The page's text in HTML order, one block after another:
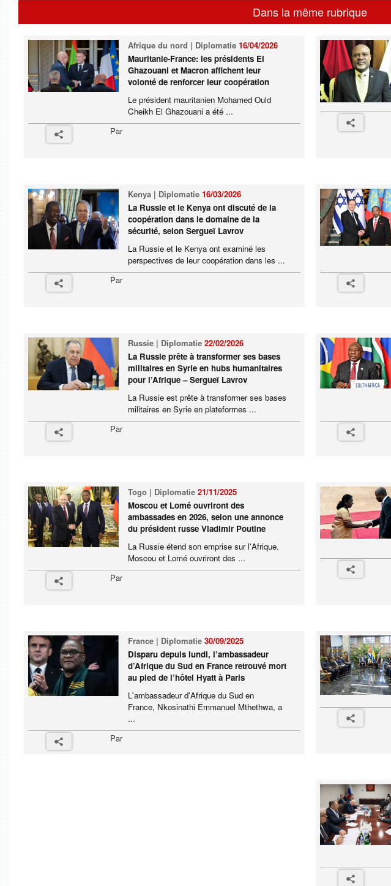
Dans la même rubrique
Afrique du nord | Diplomatie16/04/2026
Mauritanie-France: les présidents El
Ghazouani et Macron affichent leur
volonté de renforcer leur coopération
Le président mauritanien Mohamed Ould
Cheikh El Ghazouani a été ...
Par
Kenya | Diplomatie16/03/2026
La Russie et le Kenya ont discuté de la
coopération dans le domaine de la
sécurité, selon Sergueï Lavrov
La Russie et le Kenya ont examiné les
perspectives de leur coopération dans les ...
Par
Russie | Diplomatie22/02/2026
La Russie prête à transformer ses bases
militaires en Syrie en hubs humanitaires
pour l’Afrique – Sergueï Lavrov
La Russie est prête à transformer ses bases
militaires en Syrie en plateformes ...
Par
Togo | Diplomatie21/11/2025
Moscou et Lomé ouvriront des
ambassades en 2026, selon une annonce
du président russe Vladimir Poutine
La Russie étend son emprise sur l'Afrique.
Moscou et Lomé ouvriront des ...
Par
France | Diplomatie30/09/2025
Disparu depuis lundi, l’ambassadeur
d’Afrique du Sud en France retrouvé mort
au pied de l’hôtel Hyatt à Paris
L'ambassadeur d'Afrique du Sud en
France, Nkosinathi Emmanuel Mthethwa, a
...
Par